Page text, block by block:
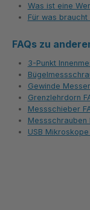
Was ist eine
Für was
FAQs zu
3-Punkt
Gewinde
Grenzlehrdorn
Messschieber
Messschrauben
USB Mikroskope